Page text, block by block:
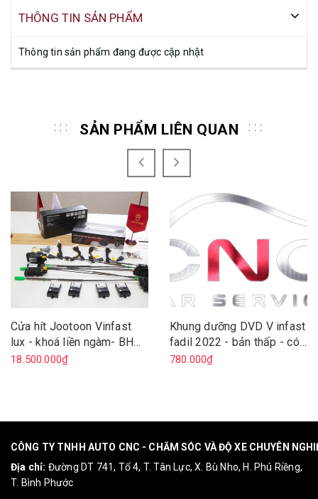
THÔNG TIN SẢN PHẨM
Thông tin sản phẩm đang được cập nhật
SẢN PHẨM LIÊN QUAN
Cửa hít Jootoon Vinfast
lux - khoá liền ngàm- BH
36T
18.500.000₫
Khung dưỡng DVD V infast
fadil 2022 - bản thấp - có
canbus
780.000₫
CÔNG TY TNHH AUTO CNC - CHĂM SÓC VÀ ĐỘ XE CHUYÊN
Địa chỉ: Đường DT 741, Tổ 4, T. Tân Lực, X. Bù Nho, H. Phú Riềng,
T. Bình Phước